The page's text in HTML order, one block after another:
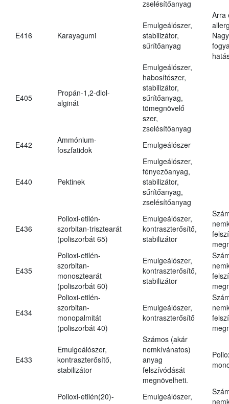
zselésítőanyag
E416 Karayagumi
Emulgeálószer,
stabilizátor,
sűrítőanyag
Arra
E405
Propán-1,2-diol-
alginát
Emulgeálószer,
habosítószer,
stabilizátor,
sűrítőanyag,
tömegnövelő
szer,
zselésítőanyag
E442
Ammónium-
foszfatidok
Emulgeálószer
E440 Pektinek
Emulgeálószer,
fényezőanyag,
stabilizátor,
sűrítőanyag,
zselésítőanyag
E436
Polioxi-etilén-
szorbitan-trisztearát
(poliszorbát 65)
Emulgeálószer,
kontraszterősítő,
stabilizátor
E435
Polioxi-etilén-
szorbitan-
monosztearát
(poliszorbát 60)
Emulgeálószer,
kontraszterősítő,
stabilizátor
E434
Polioxi-etilén-
szorbitan-
monopalmitát
(poliszorbát 40)
Emulgeálószer,
kontraszterősítő
E433
Emulgeálószer,
kontraszterősítő,
stabilizátor
Számos (akár
nemkívánatos)
anyag
felszívódását
megnövelheti.
Polioxi-etilén(20)-
Emulgeálószer,